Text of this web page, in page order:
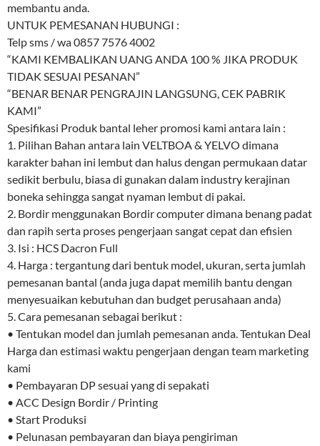
membantu anda.
UNTUK PEMESANAN HUBUNGI :
Telp sms / wa 0857 7576 4002
“KAMI KEMBALIKAN UANG ANDA 100 % JIKA PRODUK
TIDAK SESUAI PESANAN”
“BENAR BENAR PENGRAJIN LANGSUNG, CEK PABRIK
KAMI”
Spesifikasi Produk bantal leher promosi kami antara lain :
1. Pilihan Bahan antara lain VELTBOA & YELVO dimana
karakter bahan ini lembut dan halus dengan permukaan datar
sedikit berbulu, biasa di gunakan dalam industry kerajinan
boneka sehingga sangat nyaman lembut di pakai.
2. Bordir menggunakan Bordir computer dimana benang padat
dan rapih serta proses pengerjaan sangat cepat dan efisien
3. Isi : HCS Dacron Full
4. Harga : tergantung dari bentuk model, ukuran, serta jumlah
pemesanan bantal (anda juga dapat memilih bantu dengan
menyesuaikan kebutuhan dan budget perusahaan anda)
5. Cara pemesanan sebagai berikut :
• Tentukan model dan jumlah pemesanan anda. Tentukan Deal
Harga dan estimasi waktu pengerjaan dengan team marketing
kami
• Pembayaran DP sesuai yang di sepakati
• ACC Design Bordir / Printing
• Start Produksi
• Pelunasan pembayaran dan biaya pengiriman